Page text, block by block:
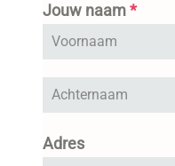
Jouw naam*
Adres